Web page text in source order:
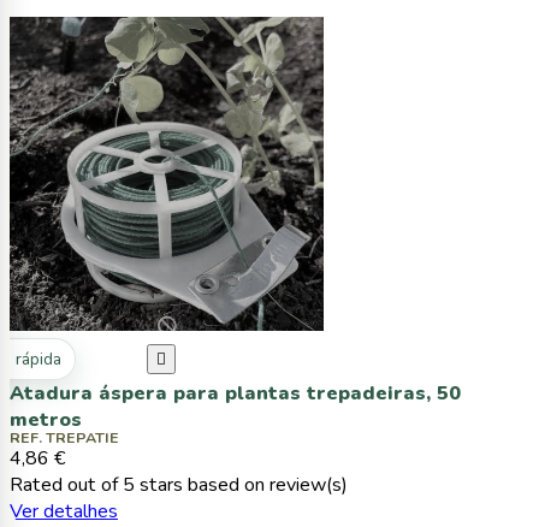
rápida 
Atadura áspera para plantas trepadeiras, 50
metros
REF. TREPATIE
4,86 €
Rated out of 5 stars based on review(s)
Ver detalhes